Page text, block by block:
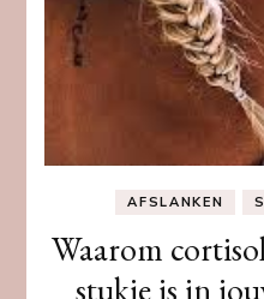
AFSLANKEN
Waarom
stukje is in